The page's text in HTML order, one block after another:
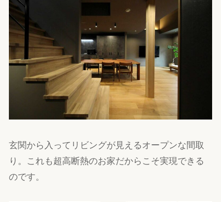
玄関から入ってリビングが見えるオープンな間取
り。これも超高断熱のお家だからこそ実現できる
のです。